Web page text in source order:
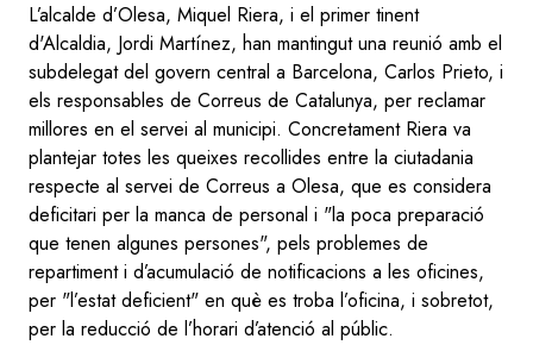
L’alcalde d’Olesa, Miquel Riera, i el primer tinent
d'Alcaldia, Jordi Martínez, han mantingut una reunió amb el
subdelegat del govern central a Barcelona, Carlos Prieto, i
els responsables de Correus de Catalunya, per reclamar
millores en el servei al municipi. Concretament Riera va
plantejar totes les queixes recollides entre la ciutadania
respecte al servei de Correus a Olesa, que es considera
deficitari per la manca de personal i "la poca preparació
que tenen algunes persones", pels problemes de
repartiment i d’acumulació de notificacions a les oficines,
per "l’estat deficient" en què es troba l’oficina, i sobretot,
per la reducció de l’horari d’atenció al públic.